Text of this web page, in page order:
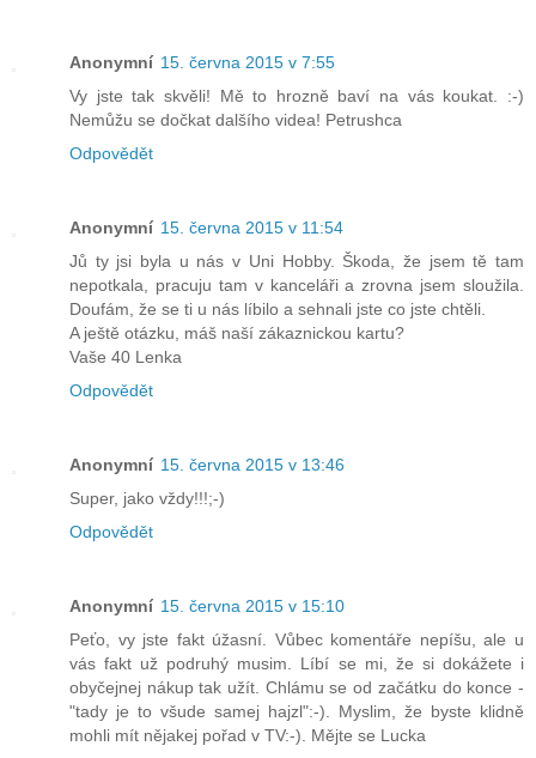
Anonymní 15. června 2015 v 7:55
Vy jste tak skvěli! Mě to hrozně baví na vás koukat. :-)
Nemůžu se dočkat dalšího videa! Petrushca
Odpovědět
Anonymní 15. června 2015 v 11:54
Jů ty jsi byla u nás v Uni Hobby. Škoda, že jsem tě tam
nepotkala, pracuju tam v kanceláři a zrovna jsem sloužila.
Doufám, že se ti u nás líbilo a sehnali jste co jste chtěli.
A ještě otázku, máš naší zákaznickou kartu?
Vaše 40 Lenka
Odpovědět
Anonymní 15. června 2015 v 13:46
Super, jako vždy!!!;-)
Odpovědět
Anonymní 15. června 2015 v 15:10
Peťo, vy jste fakt úžasní. Vůbec komentáře nepíšu, ale u
vás fakt už podruhý musim. Líbí se mi, že si dokážete i
obyčejnej nákup tak užít. Chlámu se od začátku do konce -
"tady je to všude samej hajzl":-). Myslim, že byste klidně
mohli mít nějakej pořad v TV:-). Mějte se Lucka